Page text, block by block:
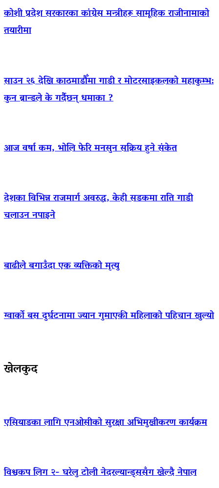
कोशी प्रदेश सरकारका कांग्रेस मन्त्रीहरू सामूहिक राजीनामाको
तयारीमा
साउन २६ देखि काठमाडौँमा गाडी र मोटरसाइकलको महाकुम्भ:
कुन ब्रान्डले के गर्दैछन् धमाका ?
आज वर्षा कम, भोलि फेरि मनसुन सक्रिय हुने संकेत
देशका विभिन्न राजमार्ग अवरुद्ध, केही सडकमा राति गाडी
चलाउन नपाइने
बाढीले बगाउँदा एक व्यक्तिको मृत्यु
ग्वार्को बस दुर्घटनामा ज्यान गुमाएकी महिलाको पहिचान खुल्यो
खेलकुद
एसियाडका लागि एनओसीको सुरक्षा अभिमुखीकरण कार्यक्रम
विश्वकप लिग २- घरेलु टोली नेदरल्यान्ड्ससँग खेल्दै नेपाल